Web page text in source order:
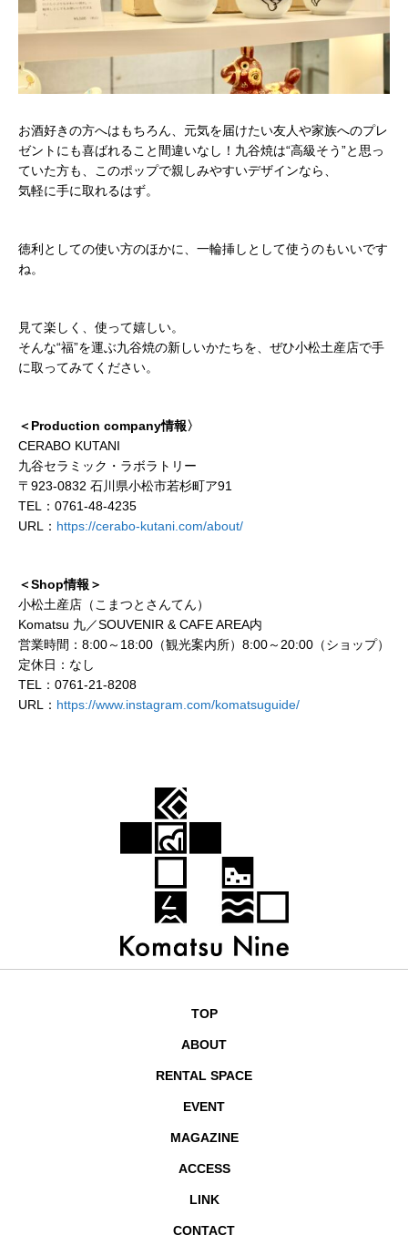
お酒好きの方へはもちろん、元気を届けたい友人や家族へのプレ
ゼントにも喜ばれること間違いなし！ 九谷焼は“高級そう”と思っ
ていた方も、このポップで親しみやすいデザインなら、
気軽に手に取れるはず。
徳利としての使い方のほかに、一輪挿しとして使うのもいいです
ね。
見て楽しく、使って嬉しい。
そんな“福”を運ぶ九谷焼の新しいかたちを、ぜひ小松土産店で手
に取ってみてください。
＜Production company情報〉
CERABO KUTANI
九谷セラミック・ラボラトリー
〒923-0832 石川県小松市若杉町ア91
TEL：0761-48-4235
URL： https://cerabo-kutani.com/about/
＜Shop情報＞
小松土産店（こまつとさんてん）
Komatsu 九／SOUVENIR & CAFE AREA内
営業時間：8:00～18:00（観光案内所）8:00～20:00（ショップ）
定休日：なし
TEL：0761-21-8208
URL： https://www.instagram.com/komatsuguide/
TOP
ABOUT
RENTAL SPACE
EVENT
MAGAZINE
ACCESS
LINK
CONTACT